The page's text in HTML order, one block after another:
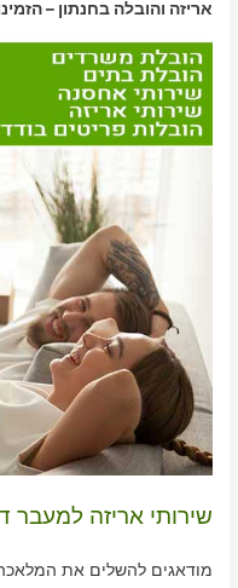
אריזה והובלה בחנתון –
שירותי אריזה למעבר
מודאגים להשלים את